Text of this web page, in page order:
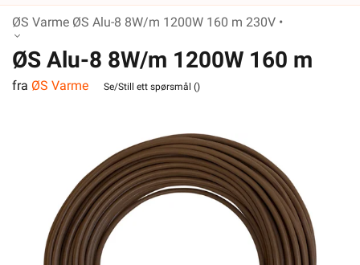
ØS Varme ØS Alu-8 8W/m 1200W 160 m 230V •
ØS Alu-8 8W/m 1200W 160 m
230V
fra ØS Varme Se/Still ett spørsmål ()